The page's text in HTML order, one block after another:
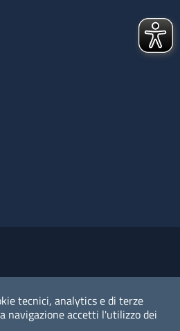
tecnici, analytics e di terze
navigazione accetti l'utilizzo dei
del dato personale